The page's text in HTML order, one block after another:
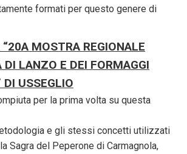
formati per questo genere di
MOSTRA REGIONALE
LANZO E DEI FORMAGGI
DI USSEGLIO
per la prima volta su questa
e gli stessi concetti utilizzati
Sagra del Peperone di Carmagnola,